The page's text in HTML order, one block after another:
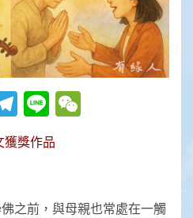
Telegram
Line
獲獎作品
之前，與母親也常處在一觸